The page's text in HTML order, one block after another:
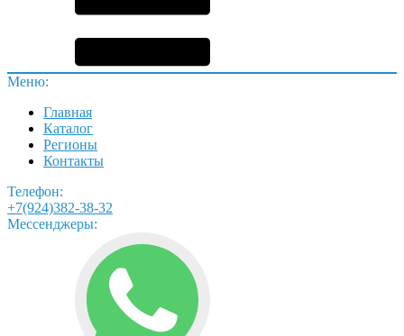
Меню:
Главная
Каталог
Регионы
Контакты
Телефон:
+7(924)382-38-32
Мессенджеры: